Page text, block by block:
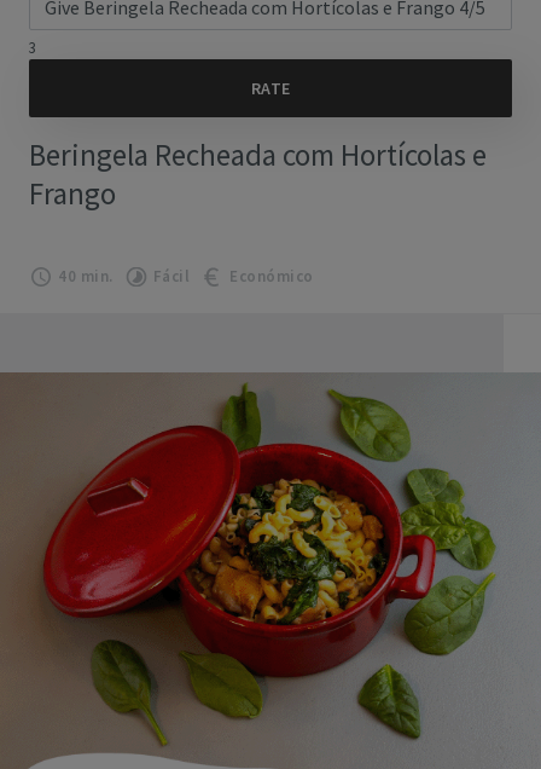
3
Beringela Recheada com Hortícolas e
Frango
40 min. Fácil Económico